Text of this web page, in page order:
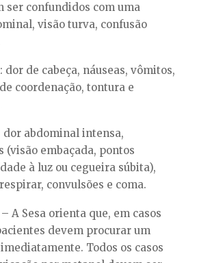
ser confundidos com uma
visão turva, confusão
de cabeça, náuseas, vômitos,
coordenação, tontura e
dor abdominal intensa,
(visão embaçada, pontos
à luz ou cegueira súbita),
convulsões e coma.
– A Sesa orienta que, em casos
devem procurar um
Todos os casos